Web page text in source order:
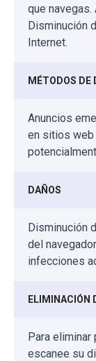
que
Disminución
Internet.
MÉTODOS DE
Anuncios
en sitios
DAÑOS
Disminución
del
infecciones
ELIMINACIÓN
Para
escanee su